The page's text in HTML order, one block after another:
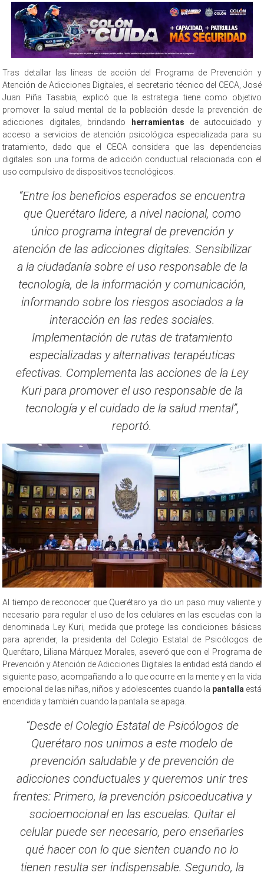
Tras detallar las líneas de acción del Programa de Prevención y
Atención de Adicciones Digitales, el secretario técnico del CECA, José
Juan Piña Tasabia, explicó que la estrategia tiene como objetivo
promover la salud mental de la población desde la prevención de
adicciones digitales, brindando
herramientas de autocuidado y
acceso a servicios de atención psicológica especializada para su
tratamiento, dado que el CECA considera que las dependencias
digitales son una forma de adicción conductual relacionada con el
uso compulsivo de dispositivos tecnológicos.
“Entre los beneficios esperados se encuentra
que Querétaro lidere, a nivel nacional, como
único programa integral de prevención y
atención de las adicciones digitales. Sensibilizar
a la ciudadanía sobre el uso responsable de la
tecnología, de la información y comunicación,
informando sobre los riesgos asociados a la
interacción en las redes sociales.
Implementación de rutas de tratamiento
especializadas y alternativas terapéuticas
efectivas. Complementa las acciones de la Ley
Kuri para promover el uso responsable de la
tecnología y el cuidado de la salud mental”,
reportó.
Al tiempo de reconocer que Querétaro ya dio un paso muy valiente y
necesario para regular el uso de los celulares en las escuelas con la
denominada Ley Kuri, medida que protege las condiciones básicas
para aprender, la presidenta del Colegio Estatal de Psicólogos de
Querétaro, Liliana Márquez Morales, aseveró que con el Programa de
Prevención y Atención de Adicciones Digitales la entidad está dando el
siguiente paso, acompañando a lo que ocurre en la mente y en la vida
emocional de las niñas, niños y adolescentes cuando la pantalla está
encendida y también cuando la pantalla se apaga.
“Desde el Colegio Estatal de Psicólogos de
Querétaro nos unimos a este modelo de
prevención saludable y de prevención de
adicciones conductuales y queremos unir tres
frentes: Primero, la prevención psicoeducativa y
socioemocional en las escuelas. Quitar el
celular puede ser necesario, pero enseñarles
qué hacer con lo que sienten cuando no lo
tienen resulta ser indispensable. Segundo, la